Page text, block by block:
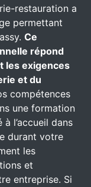
restauration a
permettant
Ce
répond
les exigences
et du
compétences
une formation
l’accueil dans
durant votre
les
et
entreprise. Si